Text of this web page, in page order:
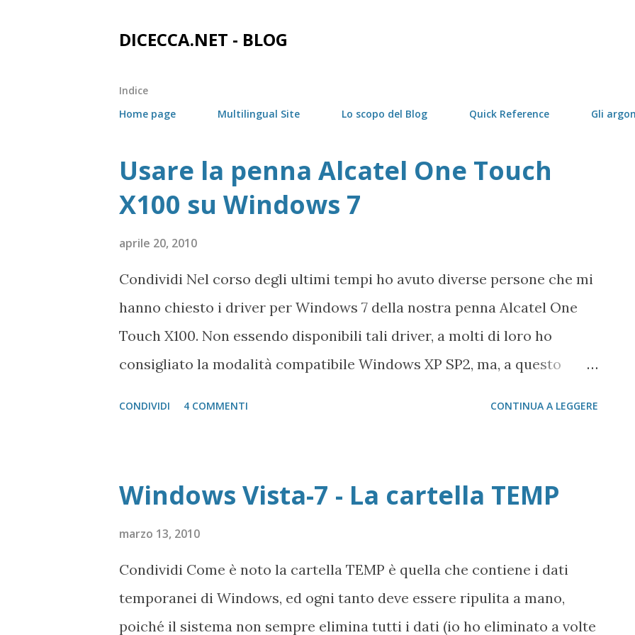
DICECCA.NET - BLOG
Indice
Home page
Multilingual Site Lo scopo del Blog Quick Reference Gli
Usare la penna Alcatel One Touch
X100 su Windows 7
aprile 20, 2010
Condividi Nel corso degli ultimi tempi ho avuto diverse persone che mi
hanno chiesto i driver per Windows 7 della nostra penna Alcatel One
Touch X100. Non essendo disponibili tali driver, a molti di loro ho
consigliato la modalità compatibile Windows XP SP2, ma, a questo
colleghiamo la penna al PC, compare l'autoplay, clicchiamo su Apri
cartella per visualizzare file . Con il tasto destro del mouse
selezioniamo le Proprietà del file Showmodem.exe Nella scheda
Compatibilità selezioniamo compatibilità Windows XP SP2 ed Esegui
come amministratore . Cliccando su Applica ed OK , facciamo partire il
CONDIVIDI 4 COMMENTI CONTINUA A LEGGERE
Windows Vista-7 - La cartella TEMP
marzo 13, 2010
Condividi Come è noto la cartella TEMP è quella che contiene i dati
temporanei di Windows, ed ogni tanto deve essere ripulita a mano,
poiché il sistema non sempre elimina tutti i dati (io ho eliminato a volte